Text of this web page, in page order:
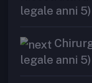
legale anni 5)
legale anni 5)